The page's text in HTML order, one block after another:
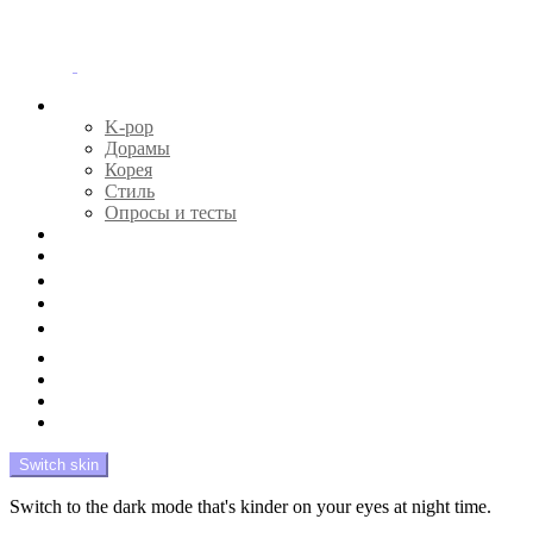
K-pop
Дорамы
Корея
Стиль
Опросы и тесты
Switch skin
Switch to the dark mode that's kinder on your eyes at night time.